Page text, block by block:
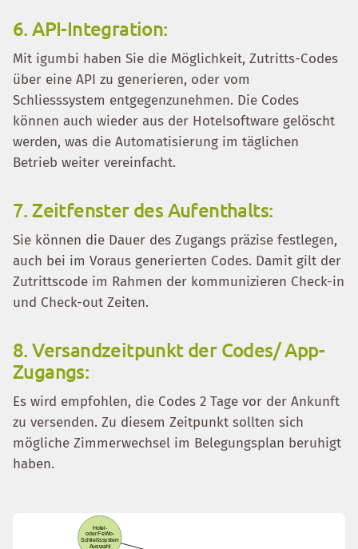
6. API-Integration:
Mit igumbi haben Sie die Möglichkeit, Zutritts-Codes
über eine API zu generieren, oder vom
Schliesssystem entgegenzunehmen. Die Codes
können auch wieder aus der Hotelsoftware gelöscht
werden, was die Automatisierung im täglichen
Betrieb weiter vereinfacht.
7. Zeitfenster des Aufenthalts:
Sie können die Dauer des Zugangs präzise festlegen,
auch bei im Voraus generierten Codes. Damit gilt der
Zutrittscode im Rahmen der kommunizieren Check-in
und Check-out Zeiten.
8. Versandzeitpunkt der Codes/ App-
Zugangs:
Es wird empfohlen, die Codes 2 Tage vor der Ankunft
zu versenden. Zu diesem Zeitpunkt sollten sich
mögliche Zimmerwechsel im Belegungsplan beruhigt
haben.